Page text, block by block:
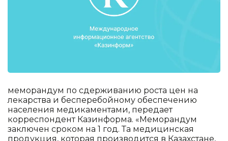
меморандум по сдерживанию роста цен на
лекарства и бесперебойному обеспечению
населения медикаментами, передает
корреспондент Казинформа. «Меморандум
заключен сроком на 1 год. Та медицинская
продукция, которая производится в Казахстане,